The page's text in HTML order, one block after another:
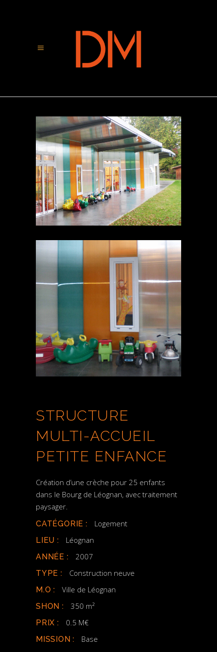
STRUCTURE
MULTI-ACCUEIL
PETITE ENFANCE
Création d’une crèche pour 25 enfants
dans le Bourg de Léognan, avec traitement
paysager.
CATÉGORIE : Logement
LIEU : Léognan
ANNÉE : 2007
TYPE : Construction neuve
M.O : Ville de Léognan
SHON : 350 m²
PRIX : 0.5 M€
MISSION : Base